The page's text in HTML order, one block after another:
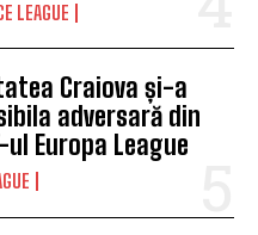
LEAGUE
Craiova și-a
adversară din
Europa League